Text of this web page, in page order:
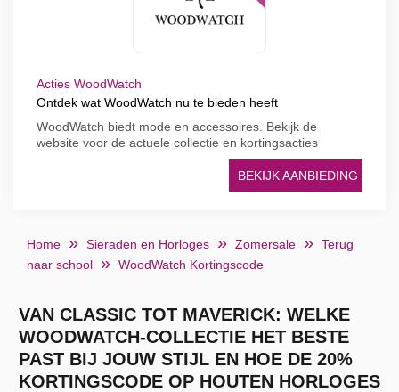
Acties WoodWatch
Ontdek wat WoodWatch nu te bieden heeft
WoodWatch biedt mode en accessoires. Bekijk de
website voor de actuele collectie en kortingsacties
BEKIJK AANBIEDING
Home Sieraden en Horloges Zomersale
Terug
naar school
WoodWatch Kortingscode
VAN CLASSIC TOT MAVERICK: WELKE
WOODWATCH-COLLECTIE HET BESTE
PAST BIJ JOUW STIJL EN HOE DE 20%
KORTINGSCODE OP HOUTEN HORLOGES